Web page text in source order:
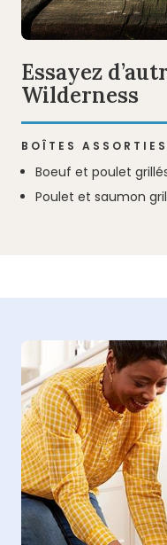
Essayez
Wilderness
BOÎTES ASSORTIES
Boeuf et poulet
Poulet et saumon